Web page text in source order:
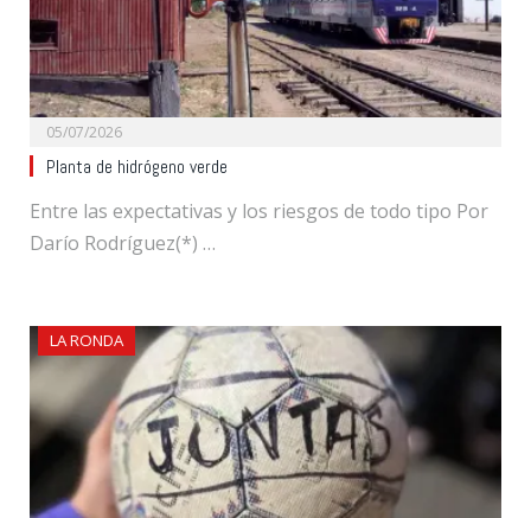
05/07/2026
Planta de hidrógeno verde
Entre las expectativas y los riesgos de todo tipo Por
Darío Rodríguez(*) …
LA RONDA